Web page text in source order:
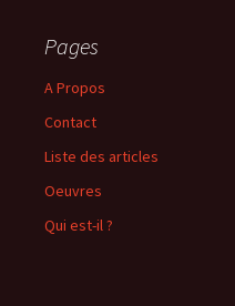
Pages
A Propos
Contact
Liste des articles
Oeuvres
Qui est-il ?